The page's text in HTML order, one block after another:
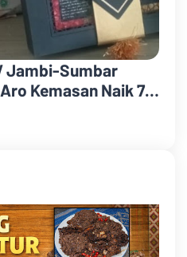
Jambi-Sumbar
Kemasan Naik 7
Tahun 2026